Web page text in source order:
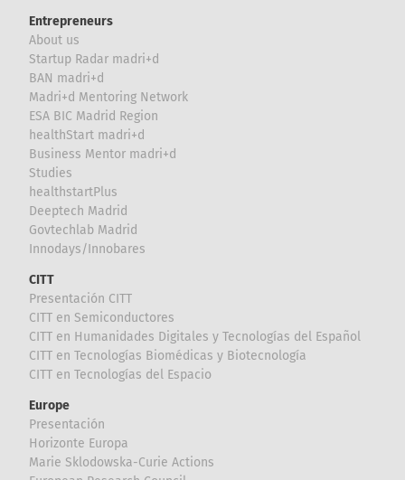
Entrepreneurs
About us
Startup Radar madri+d
BAN madri+d
Madri+d Mentoring Network
ESA BIC Madrid Region
healthStart madri+d
Business Mentor madri+d
Studies
healthstartPlus
Deeptech Madrid
Govtechlab Madrid
Innodays/Innobares
CITT
Presentación CITT
CITT en Semiconductores
CITT en Humanidades Digitales y Tecnologías del Español
CITT en Tecnologías Biomédicas y Biotecnología
CITT en Tecnologías del Espacio
Europe
Presentación
Horizonte Europa
Marie Sklodowska-Curie Actions